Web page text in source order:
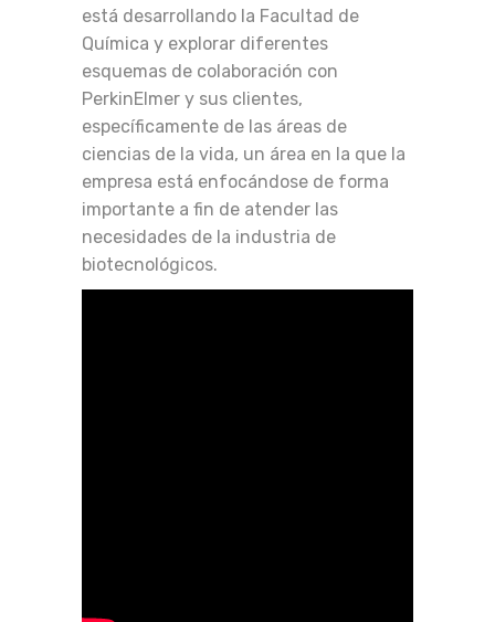
está desarrollando la Facultad de
Química y explorar diferentes
esquemas de colaboración con
PerkinElmer y sus clientes,
específicamente de las áreas de
ciencias de la vida, un área en la que la
empresa está enfocándose de forma
importante a fin de atender las
necesidades de la industria de
biotecnológicos.